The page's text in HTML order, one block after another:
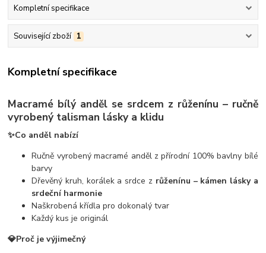
Kompletní specifikace
Související zboží 1
Kompletní specifikace
Macramé bílý anděl se srdcem z růženínu – ručně
vyrobený talisman lásky a klidu
✨Co anděl nabízí
Ručně vyrobený macramé anděl z přírodní 100% bavlny bílé
barvy
Dřevěný kruh, korálek a srdce z růženínu – kámen lásky a
srdeční harmonie
Naškrobená křídla pro dokonalý tvar
Každý kus je originál
💎Proč je výjimečný